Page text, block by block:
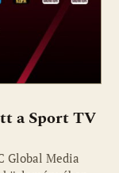
a Sport TV
Global Media